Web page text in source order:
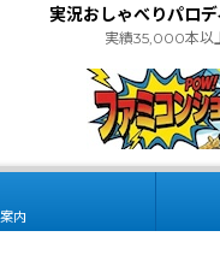
実況おしゃべりパロ
実績35,000本以
内